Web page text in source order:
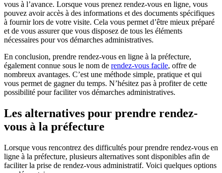
vous à l’avance. Lorsque vous prenez rendez-vous en ligne, vous
pouvez avoir accès à des informations et des documents spécifiques
à fournir lors de votre visite. Cela vous permet d’être mieux préparé
et de vous assurer que vous disposez de tous les éléments
nécessaires pour vos démarches administratives.
En conclusion, prendre rendez-vous en ligne à la préfecture,
également connue sous le nom de rendez-vous facile, offre de
nombreux avantages. C’est une méthode simple, pratique et qui
vous permet de gagner du temps. N’hésitez pas à profiter de cette
possibilité pour faciliter vos démarches administratives.
Les alternatives pour prendre rendez-
vous à la préfecture
Lorsque vous rencontrez des difficultés pour prendre rendez-vous en
ligne à la préfecture, plusieurs alternatives sont disponibles afin de
faciliter la prise de rendez-vous administratif. Voici quelques options